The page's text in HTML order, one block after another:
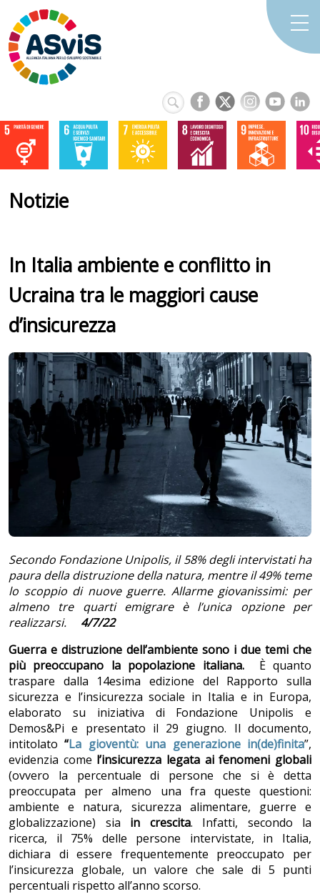
Notizie
In Italia ambiente e conflitto in
Ucraina tra le maggiori cause
d’insicurezza
Secondo Fondazione Unipolis, il 58% degli intervistati ha
paura della distruzione della natura, mentre il 49% teme
lo scoppio di nuove guerre. Allarme giovanissimi: per
almeno tre quarti emigrare è l’unica opzione per
realizzarsi. 4/7/22
Guerra e distruzione dell’ambiente sono i due temi che
più preoccupano la popolazione italiana.
Èquanto
traspare dalla 14esima edizione del Rapporto sulla
sicurezza e l’insicurezza sociale in Italia e in Europa,
elaborato su iniziativa di Fondazione Unipolis e
Demos&Pi e presentato il 29 giugno. Il documento,
intitolato“La gioventù: una generazione in(de)finita”,
evidenzia come l’insicurezza legata ai fenomeni globali
(ovvero la percentuale di persone che si è detta
preoccupata per almeno una fra queste questioni:
ambiente e natura, sicurezza alimentare, guerre e
globalizzazione) sia in crescita. Infatti, secondo la
ricerca, il 75% delle persone intervistate, in Italia,
dichiara di essere frequentemente preoccupato per
l’insicurezza globale, un valore che sale di 5 punti
percentuali rispetto all’anno scorso.